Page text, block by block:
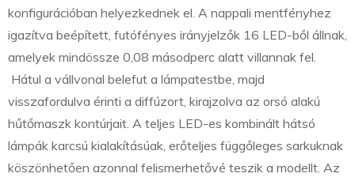
konfigurációban helyezkednek el. A nappali mentfényhez
igazítva beépített, futófényes irányjelzők 16 LED-ből állnak,
amelyek mindössze 0,08 másodperc alatt villannak fel.
Hátul a vállvonal belefut a lámpatestbe, majd
visszafordulva érinti a diffúzort, kirajzolva az orsó alakú
hűtőmaszk kontúrjait. A teljes LED-es kombinált hátsó
lámpák karcsú kialakításúak, erőteljes függőleges sarkuknak
köszönhetően azonnal felismerhetővé teszik a modellt. Az